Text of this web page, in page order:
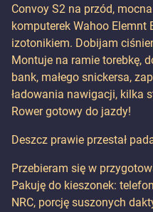
Convoy S2 na przód,
komputerek Wahoo Elemnt
izotonikiem. Dobijam
Montuje na ramie torebkę,
bank, małego snickersa,
ładowania nawigacji, kilka
Rower gotowy do jazdy!
Deszcz prawie przestał
Przebieram się w
Pakuję do kieszonek:
NRC, porcję suszonych